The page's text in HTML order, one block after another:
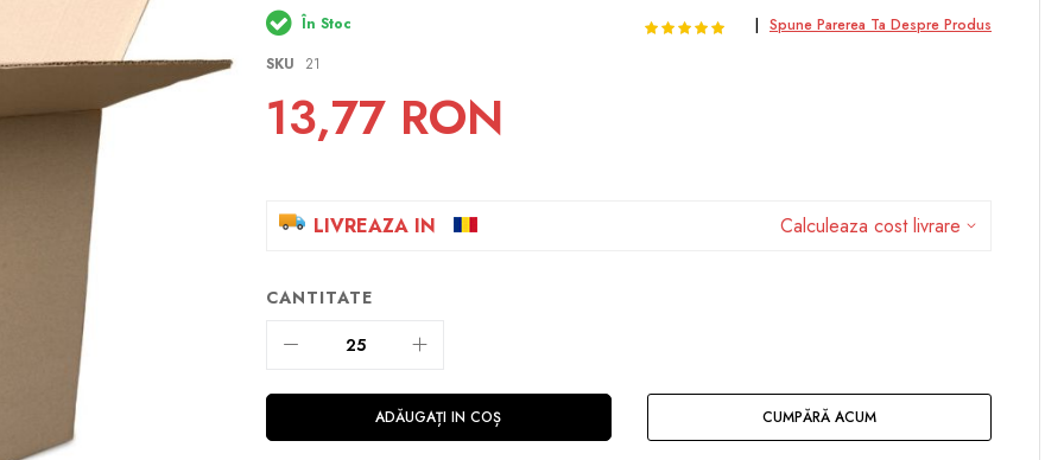
Rating: 100
% of 100
Spune Parerea Ta Despre Produs
În Stoc
SKU
21
13,77 RON
LIVREAZA IN Calculeaza cost livrare
CANTITATE
ADĂUGAȚI IN COȘ CUMPĂRĂ ACUM